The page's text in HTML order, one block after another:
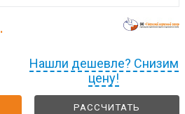
Нашли дешевле? Снизим
цену!
РАССЧИТАТЬ